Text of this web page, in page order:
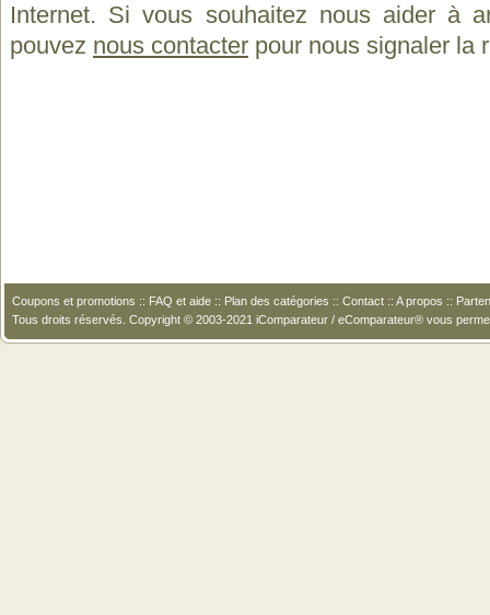
Internet. Si vous souhaitez nous aider à
pouvez nous contacter pour nous signaler la
Coupons et promotions :: FAQ et aide :: Plan des catégories :: Contact :: A propos ::
Tous droits réservés. Copyright © 2003-2021 iComparateur / eComparateur® vous